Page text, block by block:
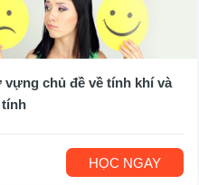
vựng chủ đề về tính khí và
tính
HỌC NGAY